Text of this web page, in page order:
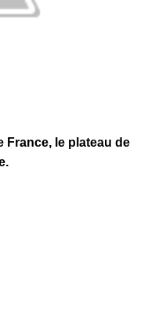
France, le plateau de